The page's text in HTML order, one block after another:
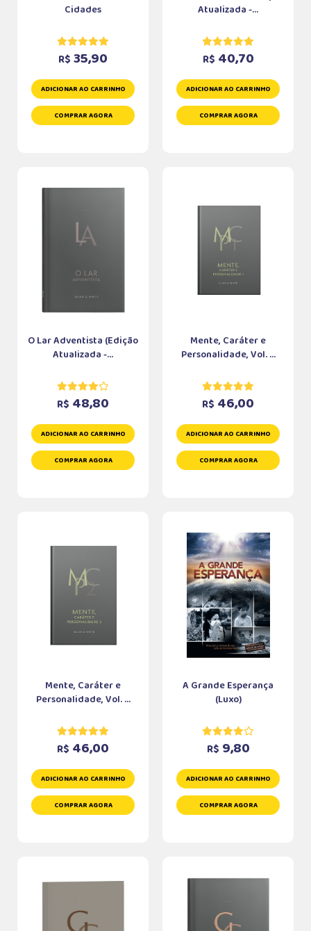
Cidades
R$ 35,90
ADICIONAR AO CARRINHO
COMPRAR AGORA
Atualizada -...
R$ 40,70
ADICIONAR AO CARRINHO
COMPRAR AGORA
O Lar Adventista (Edição
Atualizada -...
R$ 48,80
ADICIONAR AO CARRINHO
COMPRAR AGORA
Mente, Caráter e
Personalidade, Vol. ...
R$ 46,00
ADICIONAR AO CARRINHO
COMPRAR AGORA
Mente, Caráter e
Personalidade, Vol. ...
R$ 46,00
ADICIONAR AO CARRINHO
COMPRAR AGORA
A Grande Esperança
(Luxo)
R$ 9,80
ADICIONAR AO CARRINHO
COMPRAR AGORA